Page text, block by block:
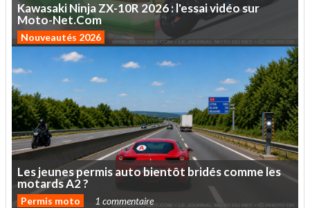
KawasakiNinjaZX-10R2026:l'essaividéosur
Moto-Net.Com
Nouveautés 2026
Lesjeunespermisautobientôt bridéscommeles
motardsA2?
Permis moto 1 commentaire